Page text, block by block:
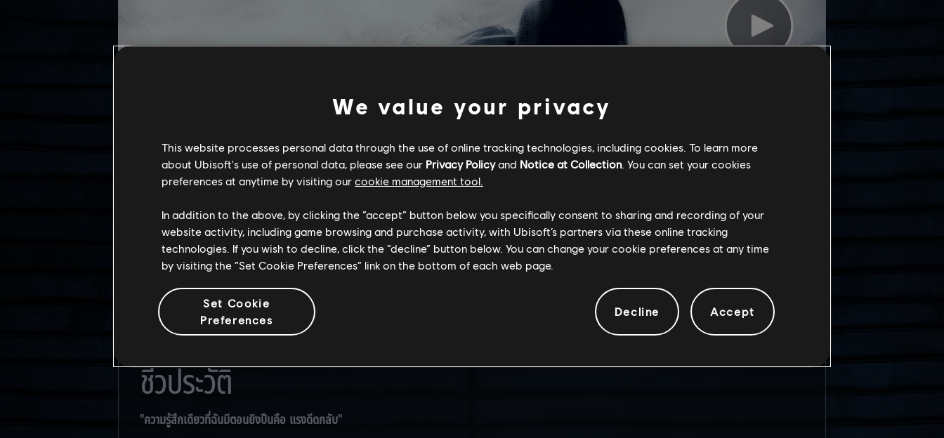
ชื่อจริง
[ข้อมูลถูกปกปิด]
สถานที่เกิด
[ข้อมูลถูกปกปิด]
ชีวประวัติ
"ความรู้สึกเดียวที่ฉันมีตอนยิงปืนคือ แรงดีดกลับ"
We value your privacy
This website processes personal data through the use of online tracking technologies, including cookies. To learn more
about Ubisoft's use of personal data, please see our Privacy Policyand Notice at Collection. You can set your cookies
preferences at anytime by visiting our cookie management tool.
In addition to the above, by clicking the “accept” button below you specifically consent to sharing and recording of your
website activity, including game browsing and purchase activity, with Ubisoft’s partners via these online tracking
technologies. If you wish to decline, click the “decline” button below. You can change your cookie preferences at any time
by visiting the “Set Cookie Preferences” link on the bottom of each web page.
Set Cookie
Preferences
Decline Accept